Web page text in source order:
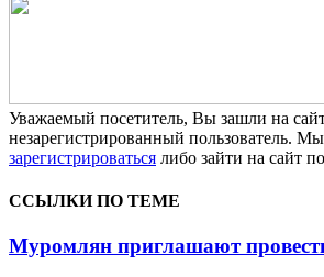
Уважаемый посетитель, Вы зашли на
незарегистрированный пользователь.
зарегистрироваться либо зайти на сайт
ССЫЛКИ ПО ТЕМЕ
Муромлян приглашают